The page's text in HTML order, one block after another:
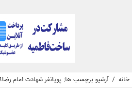
خانه / آرشیو برچسب ها: پویانفر شهادت امام رضا96